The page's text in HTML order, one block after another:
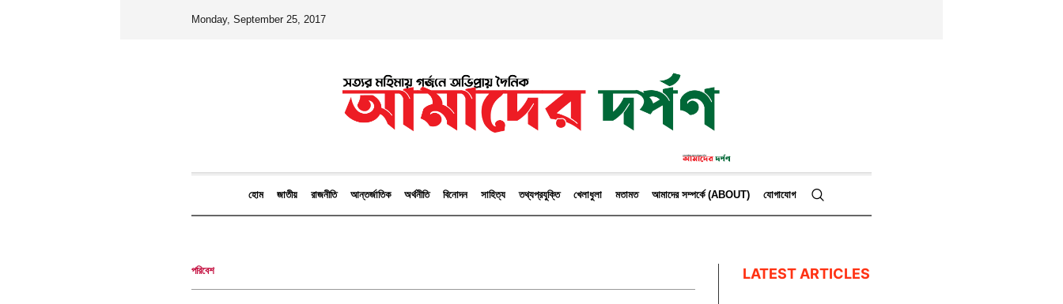
Monday, September 25, 2017
হোম জাতীয় রাজনীতি আন্তর্জাতিক অর্থনীতি বিনোদন সাহিত্য তথ্যপ্রযুক্তি খেলাধুলা মতামত আমাদের সম্পর্কে (ABOUT) যোগাযোগ
পরিবেশ LATEST ARTICLES